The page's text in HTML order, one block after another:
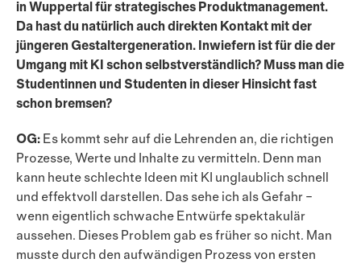
in Wuppertal für strategisches Produktmanage­ment.
Da hast du natürlich auch direkten Kontakt mit der
jüngeren Gestaltergeneration. Inwiefern ist für die der
Umgang mit KI schon selbstverständlich? Muss man die
Studentinnen und Studenten in dieser Hinsicht fast
schon bremsen?
OG: Es kommt sehr auf die Lehrenden an, die richtigen
Prozesse, Werte und Inhalte zu vermitteln. Denn man
kann heute schlechte Ideen mit KI unglaublich schnell
und effektvoll darstellen. Das sehe ich als Gefahr –
wenn eigentlich schwache Entwürfe spektakulär
aussehen. Dieses Problem gab es früher so nicht. Man
musste durch den aufwändigen Prozess von ersten